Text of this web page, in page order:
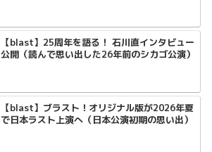
【blast】25周年を語る！ 石川直インタビュー
公開（読んで思い出した26年前のシカゴ公演）
【blast】ブラスト！オリジナル版が2026年夏
で日本ラスト上演へ（日本公演初期の思い出）